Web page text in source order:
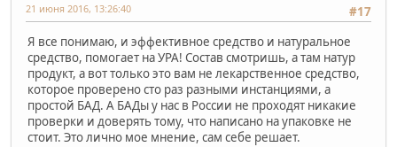
#17
21 июня 2016, 13:26:40
Я все понимаю, и эффективное средство и натуральное
средство, помогает на УРА! Состав смотришь, а там натур
продукт, а вот только это вам не лекарственное средство,
которое проверено сто раз разными инстанциями, а
простой БАД. А БАДы у нас в России не проходят никакие
проверки и доверять тому, что написано на упаковке не
стоит. Это лично мое мнение, сам себе решает.